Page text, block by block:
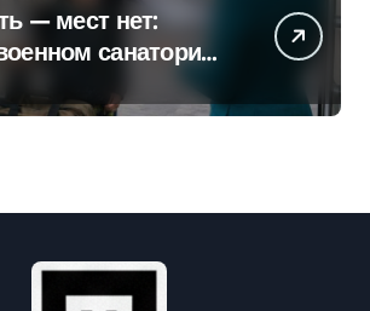
— мест нет:
санатории